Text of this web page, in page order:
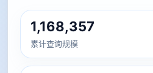
1,168,357
累计查询规模